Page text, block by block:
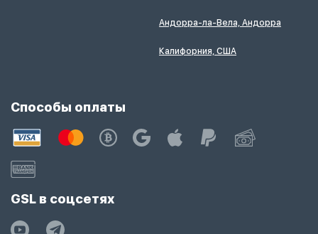
Андорра-ла-Вела, Андорра
Калифорния, США
Способы оплаты
GSL в соцсетях